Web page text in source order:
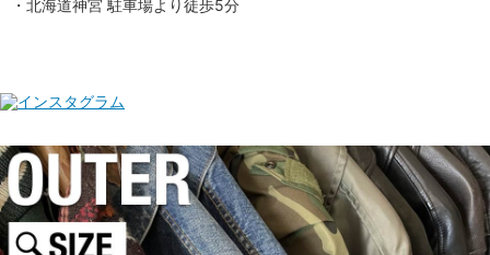
・北海道神宮 駐車場より徒歩5分